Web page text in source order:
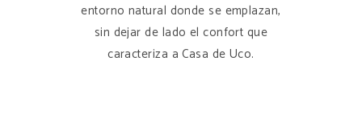
entorno natural donde se emplazan,
sin dejar de lado el confort que
caracteriza a Casa de Uco.